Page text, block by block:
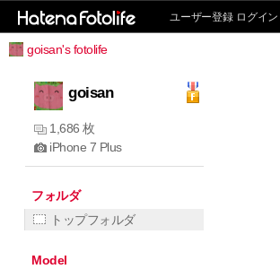
ユーザー登録 ログイン
goisan's fotolife
goisan
1,686 枚
iPhone 7 Plus
フォルダ
トップフォルダ
Model